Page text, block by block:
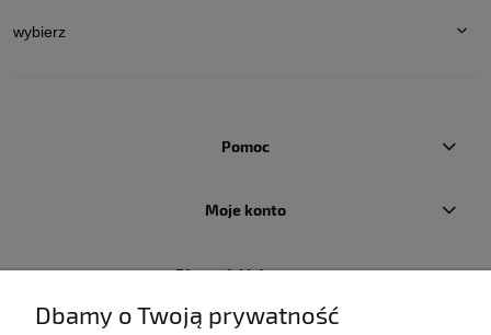
Pomoc
Moje konto
Płatności i dostawa
Dbamy o Twoją prywatność